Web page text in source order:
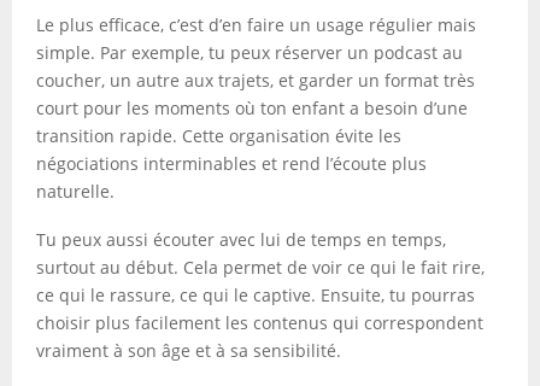
Le plus efficace, c’est d’en faire un usage régulier mais
simple. Par exemple, tu peux réserver un podcast au
coucher, un autre aux trajets, et garder un format très
court pour les moments où ton enfant a besoin d’une
transition rapide. Cette organisation évite les
négociations interminables et rend l’écoute plus
naturelle.
Tu peux aussi écouter avec lui de temps en temps,
surtout au début. Cela permet de voir ce qui le fait rire,
ce qui le rassure, ce qui le captive. Ensuite, tu pourras
choisir plus facilement les contenus qui correspondent
vraiment à son âge et à sa sensibilité.